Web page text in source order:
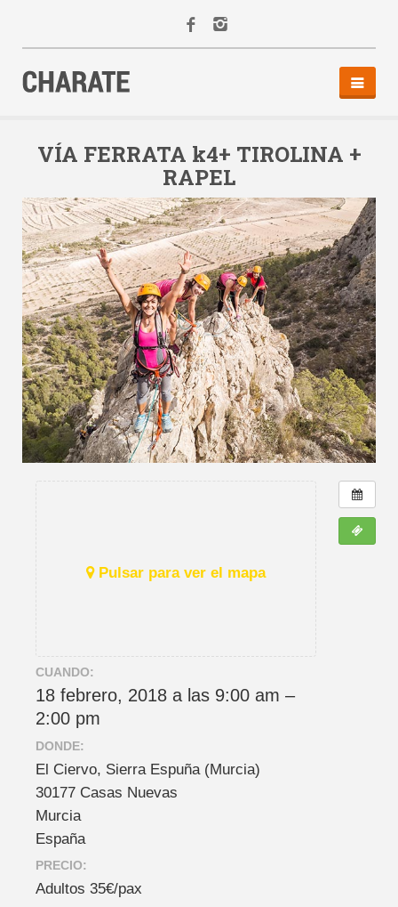
AGENDA
ALQUILER
EQUIPO
CONTACTO
VÍA FERRATA k4+ TIROLINA +
RAPEL
Pulsar para ver el mapa
CUANDO:
18 febrero, 2018 a las 9:00 am –
2:00 pm
DONDE:
El Ciervo, Sierra Espuña (Murcia)
30177 Casas Nuevas
Murcia
España
PRECIO:
Adultos 35€/pax